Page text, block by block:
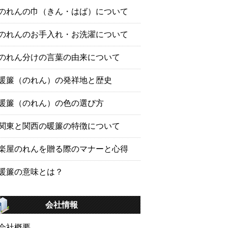
れんの巾（きん・はば）について
れんのお手入れ・お洗濯について
れん分けの言葉の由来について
簾（のれん）の発祥地と歴史
簾（のれん）の色の選び方
東と関西の暖簾の特徴について
屋のれんを贈る際のマナーと心得
簾の意味とは？
会社情報